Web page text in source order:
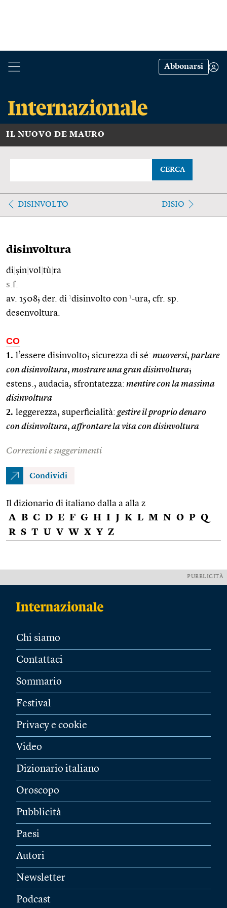
Abbonarsi
IL NUOVO DE MAURO
CERCA
DISINVOLTO DISIO
disinvoltura
di ṣin vol tù ra
s.f.
av. 1508; der. di 1disinvolto con 1-ura, cfr. sp.
desenvoltura.
CO
1. l’essere disinvolto; sicurezza di sé: muoversi, parlare
con disinvoltura, mostrare una gran disinvoltura;
estens., audacia, sfrontatezza: mentire con la massima
disinvoltura
2. leggerezza, superficialità: gestire il proprio denaro
con disinvoltura, affrontare la vita con disinvoltura
Correzioni e suggerimenti
Condividi
Il dizionario di italiano dalla a alla z
A B C D E F G H I J K L M N O P Q
R S T U V W X Y Z
PUBBLICITÀ
Chi siamo
Contattaci
Sommario
Festival
Privacy e cookie
Video
Dizionario italiano
Oroscopo
Pubblicità
Paesi
Autori
Newsletter
Podcast